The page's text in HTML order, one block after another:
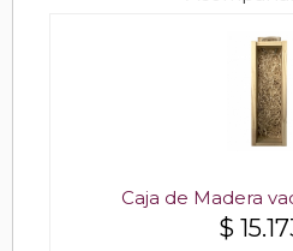
Caja de Madera
$